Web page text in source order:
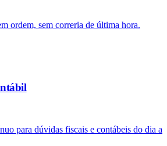
ordem, sem correria de última hora.
para dúvidas fiscais e contábeis do dia a